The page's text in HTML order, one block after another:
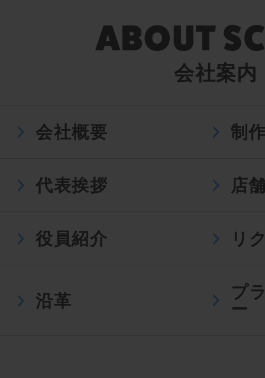
会社案内
会社概要 制
代表挨拶 店
役員紹介 リ
沿革
プ
ー